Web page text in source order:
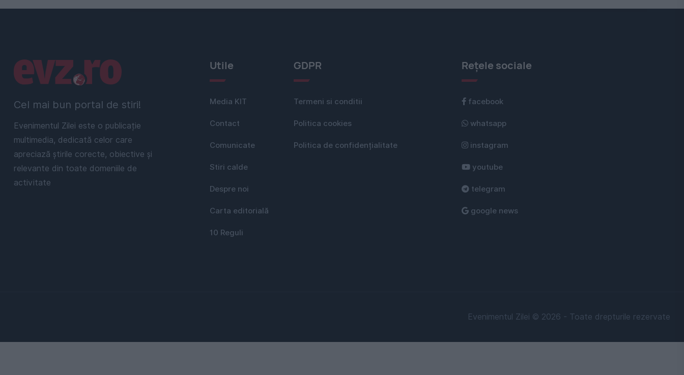
Cel mai bun portal de stiri!
Evenimentul Zilei este o publicație
multimedia, dedicată celor care
apreciază știrile corecte, obiective și
relevante din toate domeniile de
activitate
Linkuri utile Utile
Media KIT
Contact
Comunicate
Stiri calde
Despre noi
Carta editorială
10 Reguli
GDPR
Termeni si conditii
Politica cookies
Politica de confidențialitate
Rețele sociale
facebook
whatsapp
instagram
youtube
telegram
google news
Evenimentul Zilei © 2026 - Toate drepturile rezervate